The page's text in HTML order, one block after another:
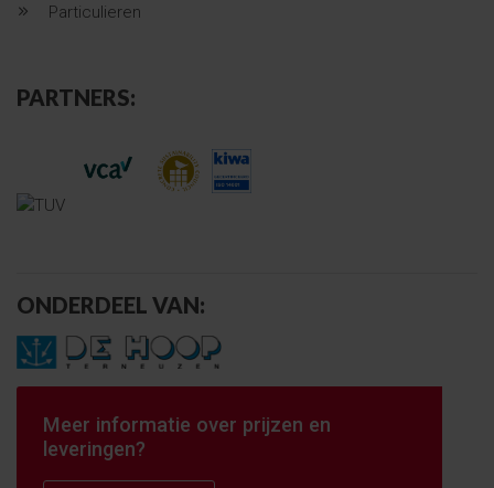
Meer informatie over prijzen en
leveringen?
Particulieren
PARTNERS:
ONDERDEEL VAN: